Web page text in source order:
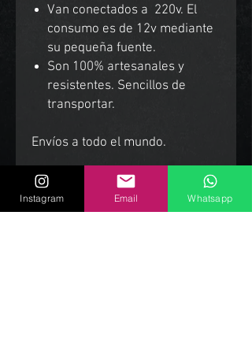
Van conectados a 220v. El
consumo es de 12v mediante
su pequeña fuente.
Son 100% artesanales y
resistentes. Sencillos de
transportar.
Envíos a todo el mundo.
Instagram Email Whatsapp